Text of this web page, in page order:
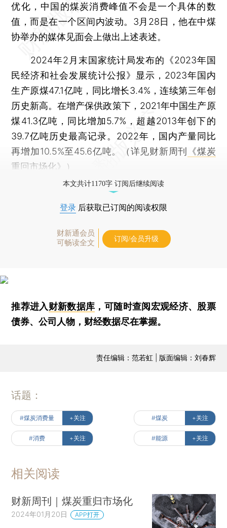
优化，中国的煤炭消费峰值不会是一个具体的数
值，而是在一个区间内波动。3月28日，他在中煤
协举办的媒体见面会上做出上述表述。
2024年2月末国家统计局发布的《2023年国
民经济和社会发展统计公报》显示，2023年国内
生产原煤47.1亿吨，同比增长3.4%，连续第三年创
历史新高。在增产保供政策下，2021年中国生产原
煤41.3亿吨，同比增加5.7%，超越2013年创下的
39.7亿吨历史最高记录。2022年，国内产量同比
再增加10.5%至45.6亿吨。（详见财新周刊 《煤炭
重回市场化》
）
本文共计1170字 订阅后继续阅读
登录 后获取已订阅的阅读权限
财新通会员
可畅读全文
订阅/会员升级
推荐进入财新数据库 ，可随时查阅宏观经济、股票
债券、公司人物，财经数据尽在掌握。
责任编辑：范若虹 | 版面编辑：刘春辉
话题：
#煤炭消费量 +关注 #煤炭 +关注
#消费 +关注 #能源 +关注
相关阅读
财新周刊｜煤炭重归市场化
2024年01月20日 APP打开